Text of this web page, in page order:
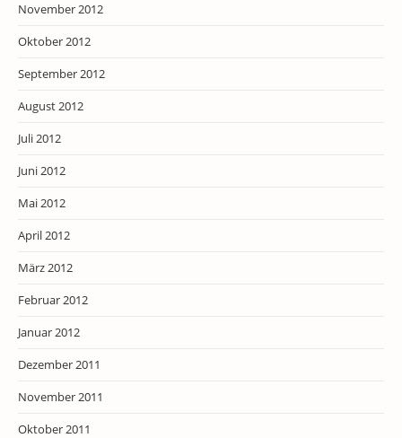
November 2012
Oktober 2012
September 2012
August 2012
Juli 2012
Juni 2012
Mai 2012
April 2012
März 2012
Februar 2012
Januar 2012
Dezember 2011
November 2011
Oktober 2011